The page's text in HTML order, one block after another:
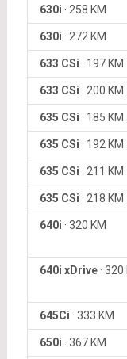
630i · 258 KM
630i · 272 KM
633 CSi · 197 KM
633 CSi · 200 KM
635 CSi · 185 KM
635 CSi · 192 KM
635 CSi · 211 KM
635 CSi · 218 KM
640i · 320 KM
640i xDrive· 320
645Ci · 333 KM
650i · 367 KM